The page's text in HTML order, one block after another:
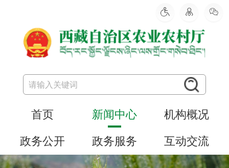
首页 新闻中心 机构概况
政务公开 政务服务 互动交流